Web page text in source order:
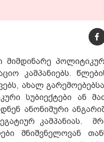
მიმდინარე
კამპანიებს.
ახალ
სუბიექტები ან
ანონიმური
კამპანიას.
მნიშვნელოვან